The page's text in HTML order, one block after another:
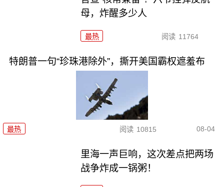
母，炸醒多少人
最热 阅读 11764
特朗普一句“珍珠港除外”，撕开美国霸权遮羞布
最热 阅读 10815 08-04
里海一声巨响，这次差点把两场
战争炸成一锅粥！